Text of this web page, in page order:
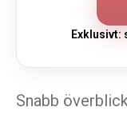
Exklusivt:
Snabb